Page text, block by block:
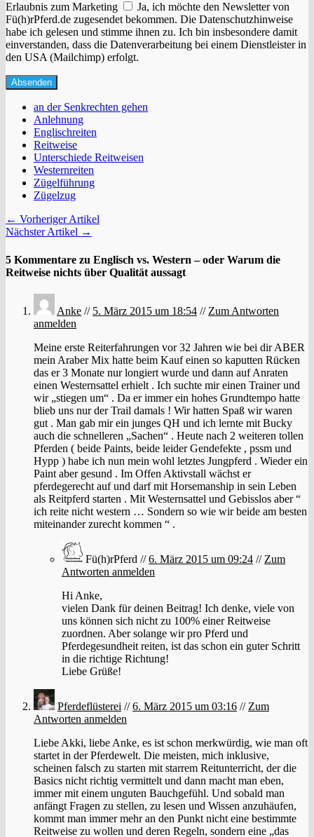
Erlaubnis zum Marketing
Ja, ich möchte den Newsletter von
Fü(h)rPferd.de zugesendet bekommen. Die Datenschutzhinweise
habe ich gelesen und stimme ihnen zu. Ich bin insbesondere damit
einverstanden, dass die Datenverarbeitung bei einem Dienstleister in
den USA (Mailchimp) erfolgt.
an der Senkrechten gehen
Anlehnung
Englischreiten
Reitweise
Unterschiede Reitweisen
Westernreiten
Zügelführung
Zügelzug
← Vorheriger Artikel
Nächster Artikel →
5 Kommentare zu Englisch vs. Western – oder Warum die
Reitweise nichts über Qualität aussagt
Anke // 5. März 2015 um 18:54 // Zum Antworten
anmelden
Meine erste Reiterfahrungen vor 32 Jahren wie bei dir ABER
mein Araber Mix hatte beim Kauf einen so kaputten Rücken
das er 3 Monate nur longiert wurde und dann auf Anraten
einen Westernsattel erhielt . Ich suchte mir einen Trainer und
wir „stiegen um“ . Da er immer ein hohes Grundtempo hatte
blieb uns nur der Trail damals ! Wir hatten Spaß wir waren
gut . Man gab mir ein junges QH und ich lernte mit Bucky
auch die schnelleren „Sachen“ . Heute nach 2 weiteren tollen
Pferden ( beide Paints, beide leider Gendefekte , pssm und
Hypp ) habe ich nun mein wohl letztes Jungpferd . Wieder ein
Paint aber gesund . Im Offen Aktivstall wächst er
pferdegerecht auf und darf mit Horsemanship in sein Leben
als Reitpferd starten . Mit Westernsattel und Gebisslos aber “
ich reite nicht western … Sondern so wie wir beide am besten
miteinander zurecht kommen “ .
Fü(h)rPferd //6. März 2015 um 09:24 // Zum
Antworten anmelden
Hi Anke,
vielen Dank für deinen Beitrag! Ich denke, viele von
uns können sich nicht zu 100% einer Reitweise
zuordnen. Aber solange wir pro Pferd und
Pferdegesundheit reiten, ist das schon ein guter Schritt
in die richtige Richtung!
Liebe Grüße!
Pferdeflüsterei //6. März 2015 um 03:16 // Zum
Antworten anmelden
Liebe Akki, liebe Anke, es ist schon merkwürdig, wie man oft
startet in der Pferdewelt. Die meisten, mich inklusive,
scheinen falsch zu starten mit starrem Reitunterricht, der die
Basics nicht richtig vermittelt und dann macht man eben,
immer mit einem unguten Bauchgefühl. Und sobald man
anfängt Fragen zu stellen, zu lesen und Wissen anzuhäufen,
kommt man immer mehr an den Punkt nicht eine bestimmte
Reitweise zu wollen und deren Regeln, sondern eine „das